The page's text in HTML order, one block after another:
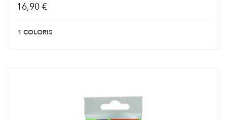
16,90 €
1 COLORIS